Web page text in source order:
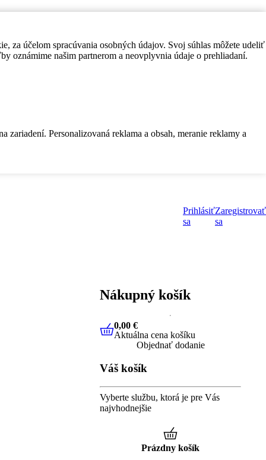
za účelom spracúvania osobných údajov. Svoj súhlas môžete udeliť
oznámime našim partnerom a neovplyvnia údaje o prehliadaní.
Personalizovaná reklama a obsah, meranie reklamy a
Prihlásiť
sa
Zaregistrovať
sa
Nákupný košík
0,00 €Aktuálna cena košíku
0,00 €
Aktuálna cena košíku
Objednať dodanie
Váš košík
Vyberte službu, ktorá je pre Vás
najvhodnejšie
Prázdny košík